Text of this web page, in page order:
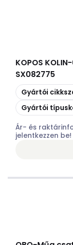
KOPOS KOLIN-
SX082775
Másolás
Gyártói
Másolás
Gyártói
Ár- és
jelentkezzen be!